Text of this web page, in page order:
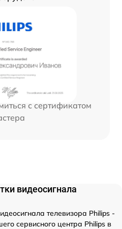
с сертификатом
видеосигнала
телевизора Philips -
сервисного центра Philips в